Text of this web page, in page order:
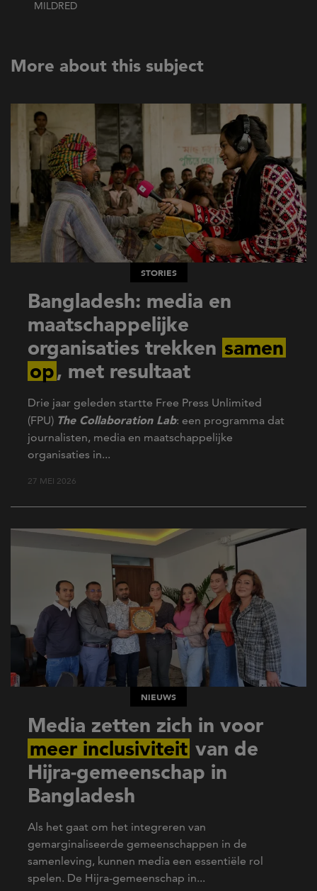
MILDRED
More about this subject
STORIES
Bangladesh: media en
maatschappelijke
organisaties trekken samen
op, met resultaat
Drie jaar geleden startte Free Press Unlimited
(FPU) The Collaboration Lab: een programma dat
journalisten, media en maatschappelijke
organisaties in...
27 MEI 2026
NIEUWS
Media zetten zich in voor
meer inclusiviteit van de
Hijra-gemeenschap in
Bangladesh
Als het gaat om het integreren van
gemarginaliseerde gemeenschappen in de
samenleving, kunnen media een essentiële rol
spelen. De Hijra-gemeenschap in...